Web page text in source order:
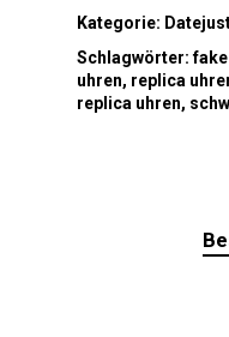
Kategorie:
Schlagwörter:
uhren, replica
replica uhren,